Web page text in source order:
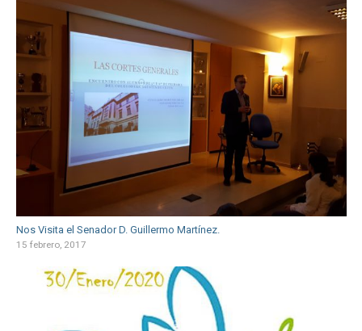
Nos Visita el Senador D. Guillermo Martínez.
15 febrero, 2017